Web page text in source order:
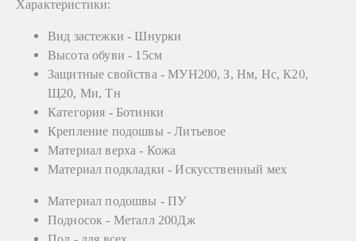
Характеристики:
Вид застежки -Шнурки
Высота обуви - 15см
Защитные свойства -МУН200, З, Нм, Нс, К20,
Щ20, Ми, Тн
Категория - Ботинки
Крепление подошвы -Литьевое
Материал верха - Кожа
Материал подкладки -Искусственный мех
Материал подошвы -ПУ
Подносок - Металл 200Дж